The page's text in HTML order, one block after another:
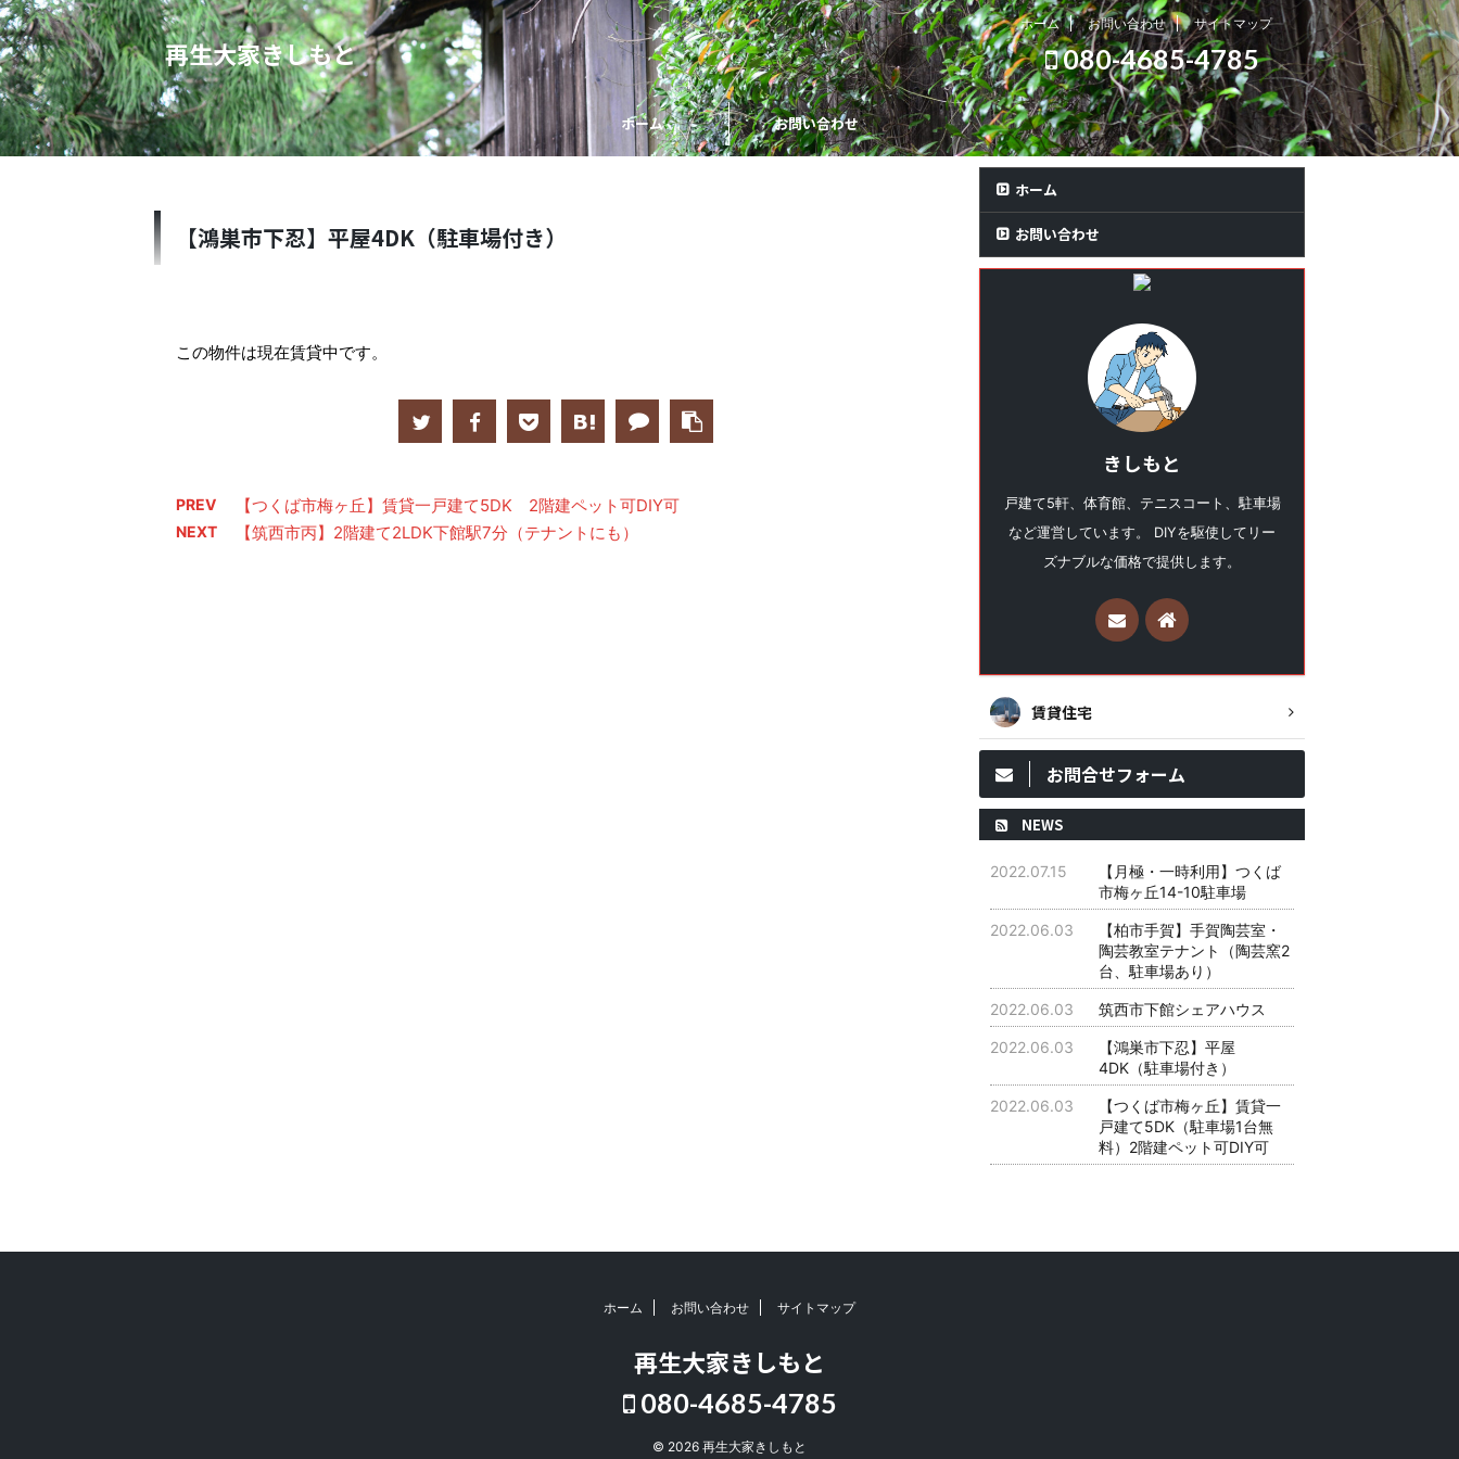
再生大家きしもと
ホーム お問い合わせ サイトマップ
080-4685-4785
ホーム お問い合わせ
【鴻巣市下忍】平屋4DK（駐車場付き）
この物件は現在賃貸中です。
PREV 【つくば市梅ヶ丘】賃貸一戸建て5DK 2階建ペット可DIY可
NEXT 【筑西市丙】2階建て2LDK下館駅7分（テナントにも）
ホーム
お問い合わせ
きしもと
戸建て5軒、体育館、テニスコート、駐車場
など運営しています。 DIYを駆使してリー
ズナブルな価格で提供します。
賃貸住宅
お問合せフォーム
NEWS
2022.07.15
【月極・一時利用】つくば
市梅ヶ丘14-10駐車場
2022.06.03
【柏市手賀】手賀陶芸室・
陶芸教室テナント（陶芸窯2
台、駐車場あり）
2022.06.03 筑西市下館シェアハウス
2022.06.03
【鴻巣市下忍】平屋
4DK（駐車場付き）
2022.06.03
【つくば市梅ヶ丘】賃貸一
戸建て5DK（駐車場1台無
料）2階建ペット可DIY可
ホーム お問い合わせ サイトマップ
再生大家きしもと
080-4685-4785
© 2026 再生大家きしもと